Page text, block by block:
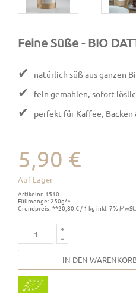
Feine Süße - BIO
✔ natürlich süß aus ganzen
✔ fein gemahlen, sofort
✔ perfekt für Kaffee, Backen
5,90 €
Auf Lager
Artikelnr. 1510
Füllmenge: 250g**
Grundpreis: **20,80 € / 1 kg inkl. 7%
IN DEN